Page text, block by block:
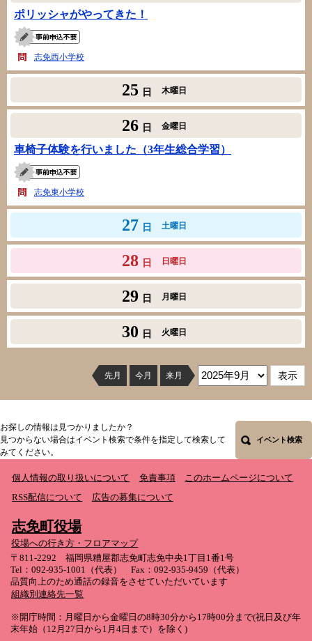
ポリッシャがやってきた！
志免西小学校
25 日 木曜日
26 日 金曜日
車椅子体験を行いました（3年生総合学習）
志免東小学校
27 日 土曜日
28 日 日曜日
29 日 月曜日
30 日 火曜日
先月 今月 来月
お探しの情報は見つかりましたか？
見つからない場合はイベント検索で条件を指定して検索して
みてください。
イベント検索
個人情報の取り扱いについて 免責事項
このホームページについて
RSS配信について
広告の募集について
志免町役場
役場への行き方・フロアマップ
〒811-2292 福岡県糟屋郡志免町志免中央1丁目1番1号
Tel：092-935-1001（代表） Fax：092-935-9459（代表）
品質向上のため通話の録音をさせていただいています
組織別連絡先一覧
※開庁時間：月曜日から金曜日の8時30分から17時00分まで(祝日及び年
末年始（12月27日から1月4日まで）を除く)